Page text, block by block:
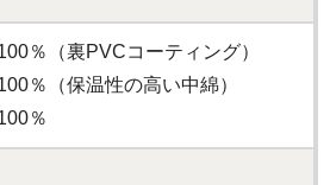
％（裏PVCコーティング）
％（保温性の高い中綿）
％